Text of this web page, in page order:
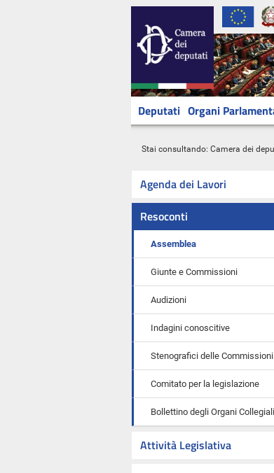
Deputati Organi
Stai consultando: Camera dei
Agenda dei Lavori
Resoconti
Assemblea
Giunte e Commissioni
Audizioni
Indagini conoscitive
Stenografici delle Commissioni
Comitato per la legislazione
Bollettino degli Organi Collegiali
Attività Legislativa